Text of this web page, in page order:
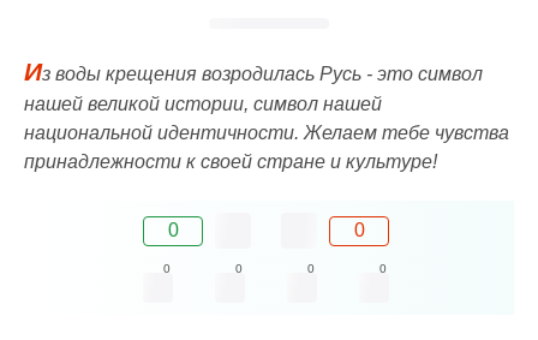
Из воды крещения возродилась Русь - это символ
нашей великой истории, символ нашей
национальной идентичности. Желаем тебе чувства
принадлежности к своей стране и культуре!
0 0
0 0 0 0